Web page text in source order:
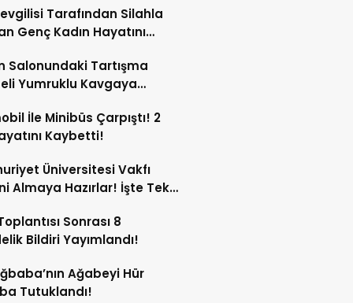
Tarafından Silahla
Genç Kadın Hayatını
Salonundaki Tartışma
Yumruklu Kavgaya
İle Minibüs Çarpıştı! 2
Kaybetti!
Üniversitesi Vakfı
Almaya Hazırlar! İşte Tek
Sonrası 8
Bildiri Yayımlandı!
Ağabeyi Hür
Tutuklandı!